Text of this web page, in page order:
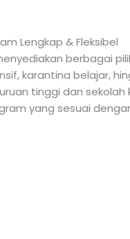
Lengkap & Fleksibel
berbagai
karantina belajar,
tinggi dan sekolah
yang sesuai